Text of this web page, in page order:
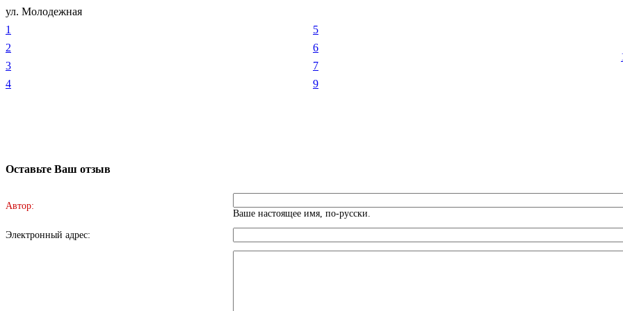
ул. Молодежная
1
2
3
4
5
6
7
9
Оставьте Ваш отзыв
Автор:
Ваше настоящее имя, по-русски.
Электронный адрес: